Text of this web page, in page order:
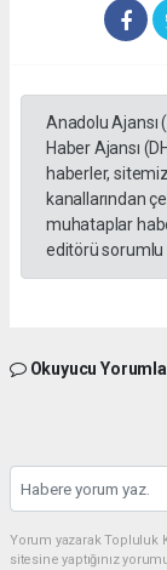
Anadolu Ajansı
Haber Ajansı
haberler,
kanallarından
muhataplar
editörü sorumlu
Okuyucu
Yorum yazarak Topluluk
sitesine yaptığınız